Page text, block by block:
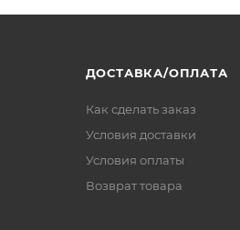
ДОСТАВКА/ОПЛАТА
Как сделать заказ
Условия доставки
Условия оплаты
Возврат товара